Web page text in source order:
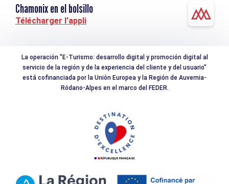
Chamonix en el bolsillo
Télécharger l'appli
La operación "E-Turismo: desarrollo digital y promoción digital al
servicio de la región y de la experiencia del cliente y del usuario"
está cofinanciada por la Unión Europea y la Región de Auvernia-
Ródano-Alpes en el marco del FEDER.